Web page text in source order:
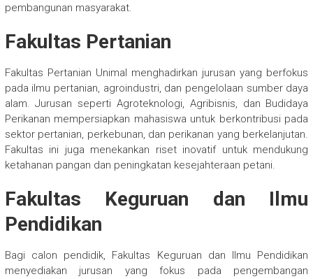
pembangunan masyarakat.
Fakultas Pertanian
Fakultas Pertanian Unimal menghadirkan jurusan yang berfokus
pada ilmu pertanian, agroindustri, dan pengelolaan sumber daya
alam. Jurusan seperti Agroteknologi, Agribisnis, dan Budidaya
Perikanan mempersiapkan mahasiswa untuk berkontribusi pada
sektor pertanian, perkebunan, dan perikanan yang berkelanjutan.
Fakultas ini juga menekankan riset inovatif untuk mendukung
ketahanan pangan dan peningkatan kesejahteraan petani.
Fakultas Keguruan dan Ilmu
Pendidikan
Bagi calon pendidik, Fakultas Keguruan dan Ilmu Pendidikan
menyediakan jurusan yang fokus pada pengembangan